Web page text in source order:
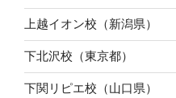
上越イオン校（新潟県）
下北沢校（東京都）
下関リピエ校（山口県）